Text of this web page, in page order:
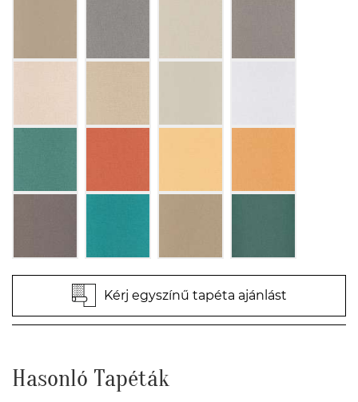
Kérj egyszínű tapéta ajánlást
Hasonló Tapéták